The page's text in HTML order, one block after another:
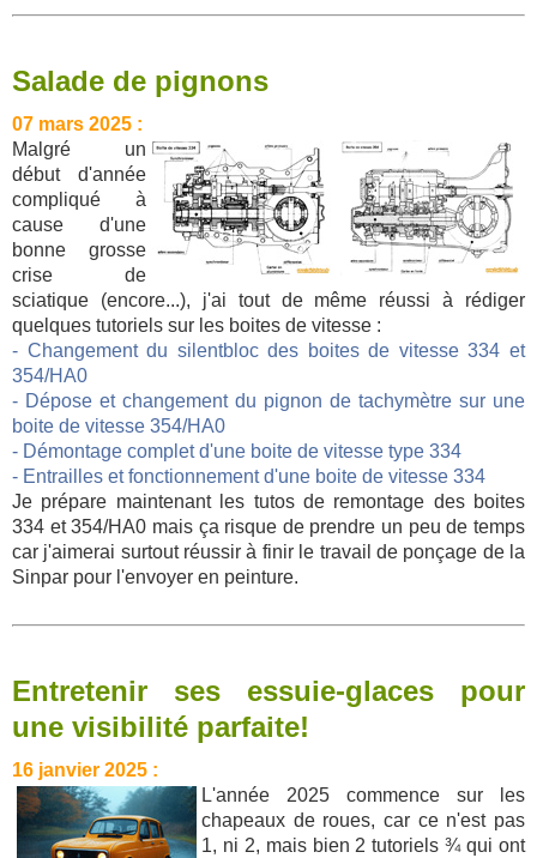
Salade de pignons
07 mars 2025 :
Malgré un
début d'année
compliqué à
cause d'une
bonne grosse
crise de
sciatique (encore...), j'ai tout de même réussi à rédiger
quelques tutoriels sur les boites de vitesse :
- Changement du silentbloc des boites de vitesse 334 et
354/HA0
- Dépose et changement du pignon de tachymètre sur une
boite de vitesse 354/HA0
- Démontage complet d'une boite de vitesse type 334
- Entrailles et fonctionnement d'une boite de vitesse 334
Je prépare maintenant les tutos de remontage des boites
334 et 354/HA0 mais ça risque de prendre un peu de temps
car j'aimerai surtout réussir à finir le travail de ponçage de la
Sinpar pour l'envoyer en peinture.
Entretenir ses essuie-glaces pour
une visibilité parfaite!
16 janvier 2025 :
L'année 2025 commence sur les
chapeaux de roues, car ce n'est pas
1, ni 2, mais bien 2 tutoriels ¾ qui ont